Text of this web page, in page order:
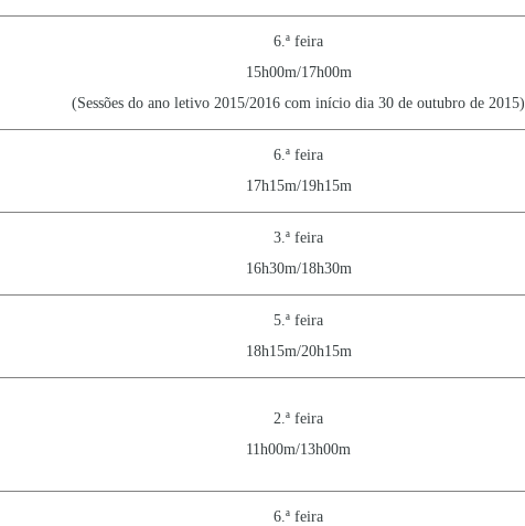
6.ª feira
15h00m/17h00m
(Sessões do ano letivo 2015/2016 com início dia 30 de outubro de 2015)
6.ª feira
17h15m/19h15m
3.ª feira
16h30m/18h30m
5.ª feira
18h15m/20h15m
2.ª feira
11h00m/13h00m
6.ª feira